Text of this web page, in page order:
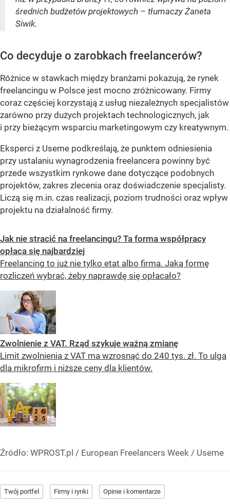
średnich budżetów projektowych – tłumaczy Żaneta
Siwik.
Co decyduje o zarobkach freelancerów?
Różnice w stawkach między branżami pokazują, że rynek
freelancingu w Polsce jest mocno zróżnicowany. Firmy
coraz częściej korzystają z usług niezależnych specjalistów
zarówno przy dużych projektach technologicznych, jak
i przy bieżącym wsparciu marketingowym czy kreatywnym.
Eksperci z Useme podkreślają, że punktem odniesienia
przy ustalaniu wynagrodzenia freelancera powinny być
przede wszystkim rynkowe dane dotyczące podobnych
projektów, zakres zlecenia oraz doświadczenie specjalisty.
Liczą się m.in. czas realizacji, poziom trudności oraz wpływ
projektu na działalność firmy.
Jak nie stracić na freelancingu? Ta forma współpracy
opłaca się najbardziej
Freelancing to już nie tylko etat albo firma. Jaką formę
rozliczeń wybrać, żeby naprawdę się opłacało?
Zwolnienie z VAT. Rząd szykuje ważną zmianę
Limit zwolnienia z VAT ma wzrosnąć do 240 tys. zł. To ulga
dla mikrofirm i niższe ceny dla klientów.
Źródło: WPROST.pl / European Freelancers Week / Useme
Twój portfel Firmy i rynki Opinie i komentarze